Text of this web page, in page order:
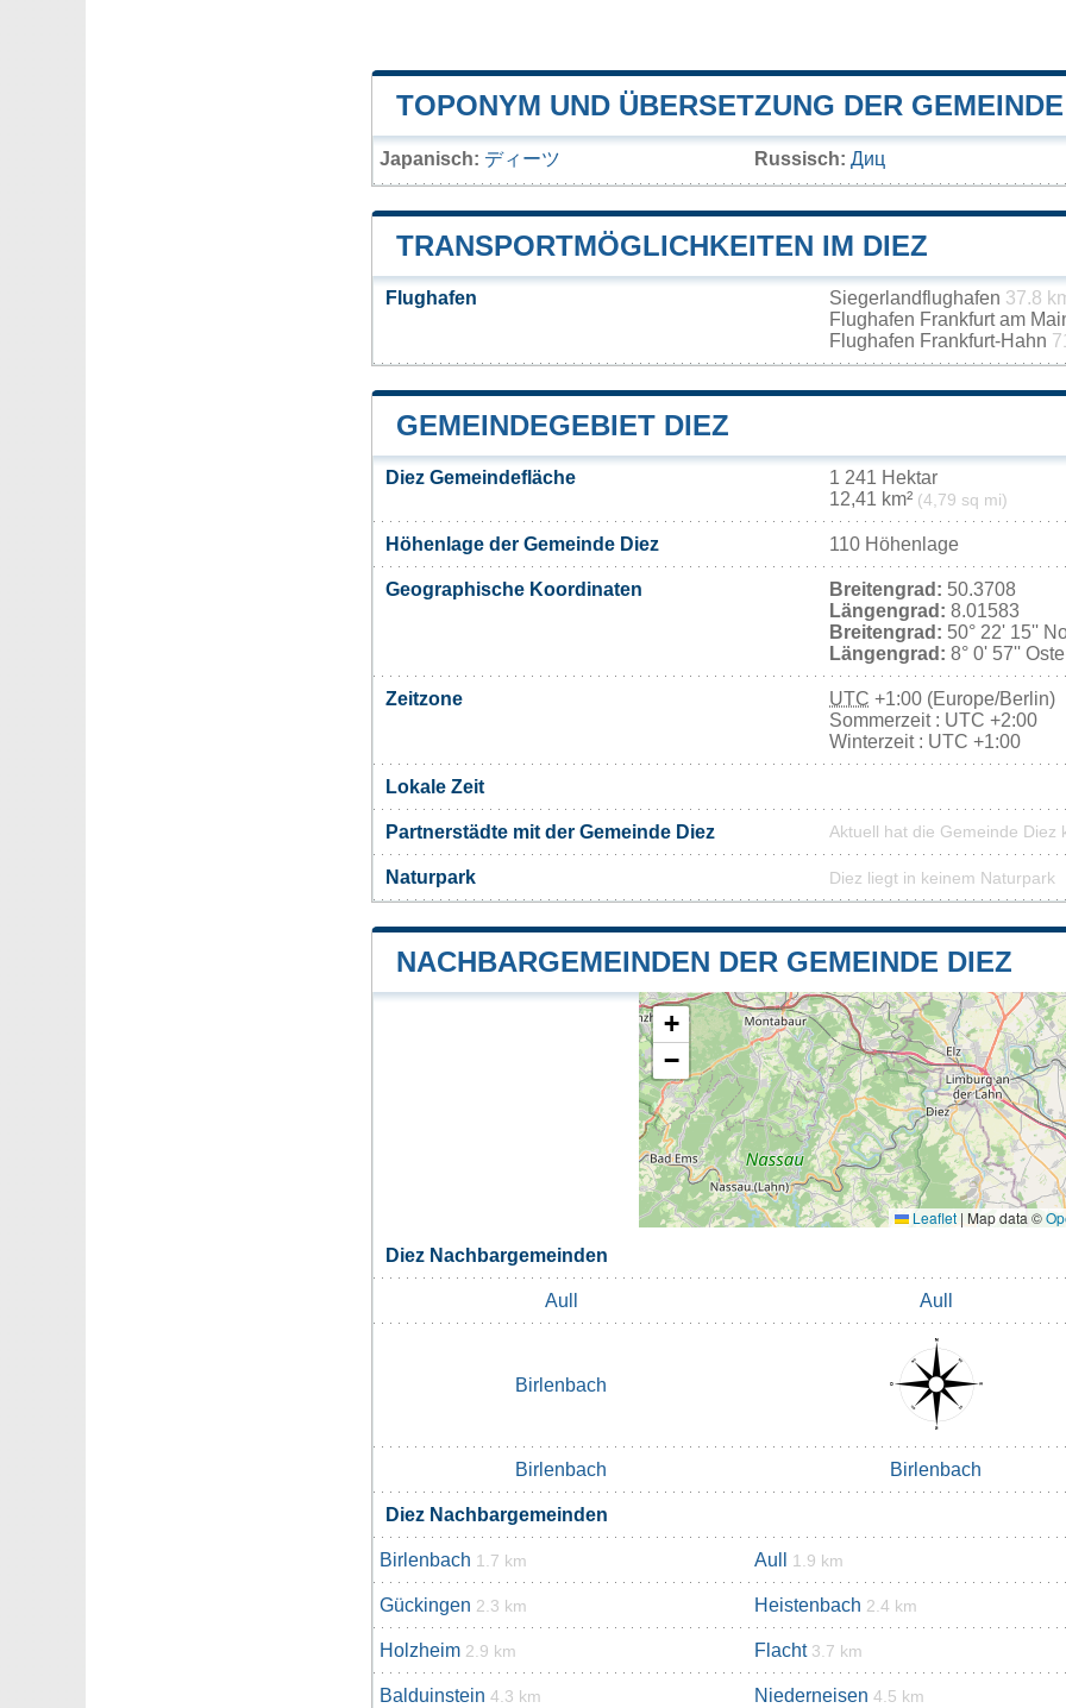
TOPONYM UND ÜBERSETZUNG DER
Japanisch: ディーツ Russisch: Диц
TRANSPORTMÖGLICHKEITEN IM DIEZ
Flughafen Siegerlandflughafen 37.8
Flughafen Frankfurt am
Flughafen Frankfurt-Hahn
GEMEINDEGEBIET DIEZ
Diez Gemeindefläche
1 241 Hektar
12,41 km² (4,79 sq mi)
Höhenlage der Gemeinde Diez 110 Höhenlage
Geographische Koordinaten Breitengrad: 50.3708
Längengrad: 8.01583
Breitengrad: 50° 22' 15''
Längengrad: 8° 0' 57''
Zeitzone UTC +1:00 (Europe/Berlin)
Sommerzeit : UTC +2:00
Winterzeit : UTC +1:00
Lokale Zeit
Partnerstädte mit der Gemeinde Diez Aktuell hat die Gemeinde Diez
Naturpark Diez liegt in keinem Naturpark
NACHBARGEMEINDEN DER GEMEINDE DIEZ
+
−
Leaflet | Map data ©
Diez Nachbargemeinden
Aull Aull
Birlenbach
Birlenbach Birlenbach
Diez Nachbargemeinden
Birlenbach 1.7 km Aull 1.9 km
Gückingen 2.3 km Heistenbach 2.4 km
Holzheim 2.9 km Flacht 3.7 km
Balduinstein 4.3 km Niederneisen 4.5 km